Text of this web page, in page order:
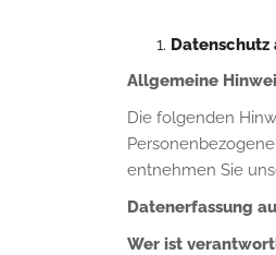
Allgemeine
Die folgenden
entnehmen Sie
Datenerfassung
Wer ist